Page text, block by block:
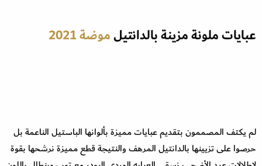
عبايات ملونة مزينة بالدانتيلموضة 2021
لم يكتف المصممون بتقديم عبايات مميزة بألوانها الباستيل الناعمة بل
حرصوا على تزيينها بالدانتيل المرهف والنتيجة قطع مميزة نرشحها بقوة